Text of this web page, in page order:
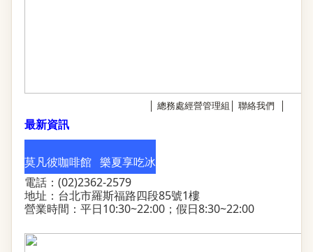
總務處經營管理組 聯絡我們
最新資訊
莫凡彼咖啡館 樂夏享吃冰
電話：(02)2362-2579
地址：台北市羅斯福路四段85號1樓
營業時間：平日10:30~22:00；假日8:30~22:00